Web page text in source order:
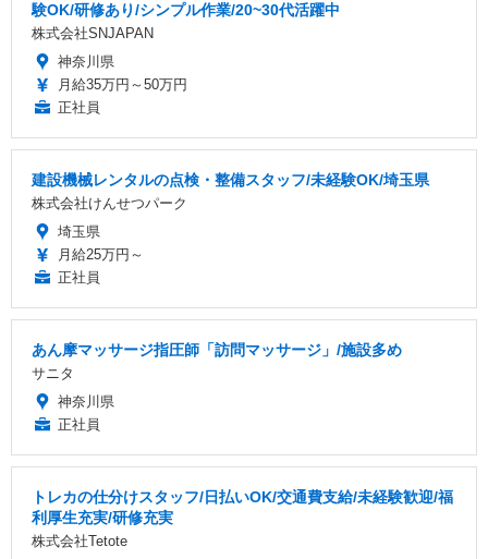
験OK/研修あり/シンプル作業/20~30代活躍中
株式会社SNJAPAN
神奈川県
月給35万円～50万円
正社員
建設機械レンタルの点検・整備スタッフ/未経験OK/埼玉県
株式会社けんせつパーク
埼玉県
月給25万円～
正社員
あん摩マッサージ指圧師「訪問マッサージ」/施設多め
サニタ
神奈川県
正社員
トレカの仕分けスタッフ/日払いOK/交通費支給/未経験歓迎/福
利厚生充実/研修充実
株式会社Tetote